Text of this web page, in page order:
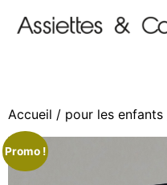
Accueil / pour les enfants
Promo !